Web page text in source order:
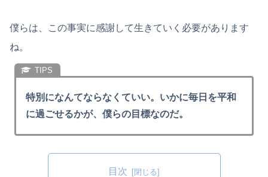
僕らは、この事実に感謝して生きていく必要があります
ね。
特別になんてならなくていい。いかに毎日を平和
に過ごせるかが、僕らの目標なのだ。
目次